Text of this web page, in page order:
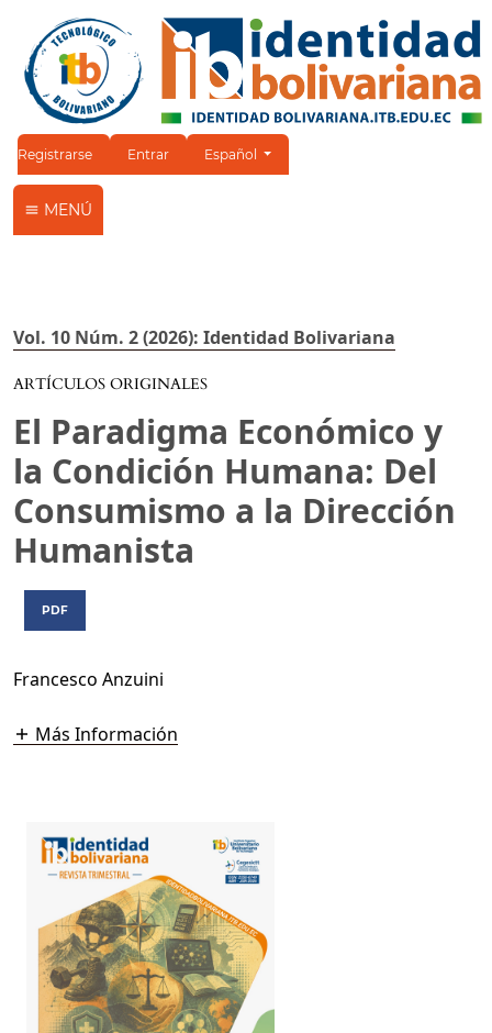
Registrarse Entrar Cambiar el idioma. El idioma actual es:
Español
MENÚ
Vol. 10 Núm. 2 (2026): Identidad Bolivariana
ARTÍCULOS ORIGINALES
El Paradigma Económico y
la Condición Humana: Del
Consumismo a la Dirección
Humanista
PDF
Francesco Anzuini
Más Información